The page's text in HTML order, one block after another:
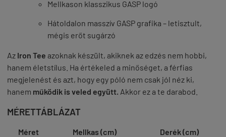
Mellkason klasszikus GASP logó
Hátoldalon masszív GASP grafika – letisztult,
mégis erőt sugárzó
Az Iron Tee azoknak készült, akiknek az edzés nem hobbi,
hanem életstílus. Ha értékeled a minőséget, a férfias
megjelenést és azt, hogy egy póló nem csak jól néz ki,
hanem működik is veled együtt. Akkor ez a te darabod.
MÉRETTÁBLÁZAT
Méret Mellkas (cm)
Derék (cm)